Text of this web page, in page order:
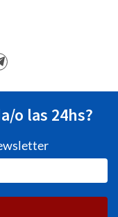
o las 24hs?